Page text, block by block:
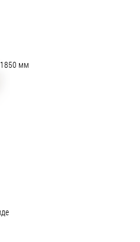
1850 мм